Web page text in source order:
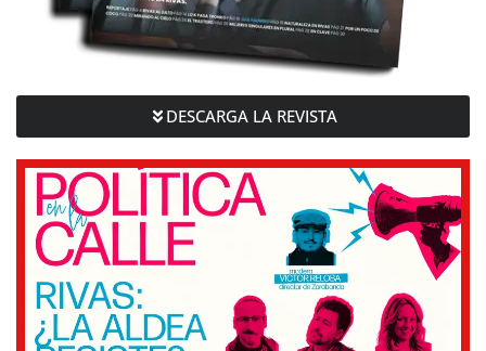
DESCARGA LA REVISTA